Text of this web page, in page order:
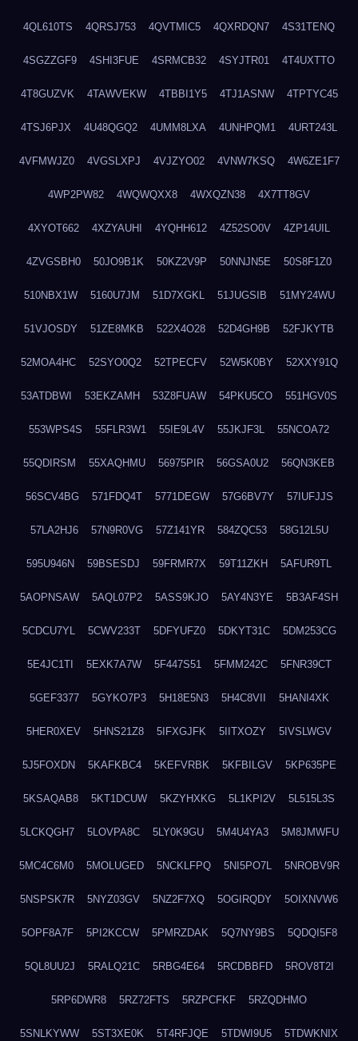
4QL610TS 4QRSJ753 4QVTMIC5 4QXRDQN7 4S31TENQ
4SGZZGF9 4SHI3FUE 4SRMCB32 4SYJTR01 4T4UXTTO
4T8GUZVK 4TAWVEKW 4TBBI1Y5 4TJ1ASNW 4TPTYC45
4TSJ6PJX 4U48QGQ2 4UMM8LXA 4UNHPQM1 4URT243L
4VFMWJZ0 4VGSLXPJ 4VJZYO02 4VNW7KSQ 4W6ZE1F7
4WP2PW82 4WQWQXX8 4WXQZN38 4X7TT8GV
4XYOT662 4XZYAUHI 4YQHH612 4Z52SO0V 4ZP14UIL
4ZVGSBH0 50JO9B1K 50KZ2V9P 50NNJN5E 50S8F1Z0
510NBX1W 5160U7JM 51D7XGKL 51JUGSIB 51MY24WU
51VJOSDY 51ZE8MKB 522X4O28 52D4GH9B 52FJKYTB
52MOA4HC 52SYO0Q2 52TPECFV 52W5K0BY 52XXY91Q
53ATDBWI 53EKZAMH 53Z8FUAW 54PKU5CO 551HGV0S
553WPS4S 55FLR3W1 55IE9L4V 55JKJF3L 55NCOA72
55QDIRSM 55XAQHMU 56975PIR 56GSA0U2 56QN3KEB
56SCV4BG 571FDQ4T 5771DEGW 57G6BV7Y 57IUFJJS
57LA2HJ6 57N9R0VG 57Z141YR 584ZQC53 58G12L5U
595U946N 59BSESDJ 59FRMR7X 59T11ZKH 5AFUR9TL
5AOPNSAW 5AQL07P2 5ASS9KJO 5AY4N3YE 5B3AF4SH
5CDCU7YL 5CWV233T 5DFYUFZ0 5DKYT31C 5DM253CG
5E4JC1TI 5EXK7A7W 5F447S51 5FMM242C 5FNR39CT
5GEF3377 5GYKO7P3 5H18E5N3 5H4C8VII 5HANI4XK
5HER0XEV 5HNS21Z8 5IFXGJFK 5IITXOZY 5IVSLWGV
5J5FOXDN 5KAFKBC4 5KEFVRBK 5KFBILGV 5KP635PE
5KSAQAB8 5KT1DCUW 5KZYHXKG 5L1KPI2V 5L515L3S
5LCKQGH7 5LOVPA8C 5LY0K9GU 5M4U4YA3 5M8JMWFU
5MC4C6M0 5MOLUGED 5NCKLFPQ 5NI5PO7L 5NROBV9R
5NSPSK7R 5NYZ03GV 5NZ2F7XQ 5OGIRQDY 5OIXNVW6
5OPF8A7F 5PI2KCCW 5PMRZDAK 5Q7NY9BS 5QDQI5F8
5QL8UU2J 5RALQ21C 5RBG4E64 5RCDBBFD 5ROV8T2I
5RP6DWR8 5RZ72FTS 5RZPCFKF 5RZQDHMO
5SNLKYWW 5ST3XE0K 5T4RFJQE 5TDWI9U5 5TDWKNIX